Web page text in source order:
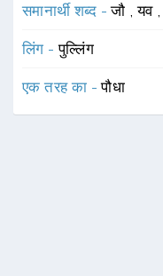
समानार्थी शब्द -जौ ,यव
लिंग -पुल्लिंग
एक तरह का -पौधा